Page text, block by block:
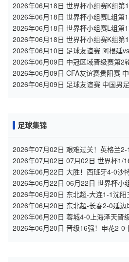
2026年06月18日 世界杯小组赛K组第
亚 全场录像
2026年06月18日 世界杯小组赛L组第
像
2026年06月18日 世界杯小组赛L组第
场录像
2026年06月18日 世界杯小组赛K组第
场录像
2026年06月10日 足球友谊赛 阿根廷
2026年06月09日 中冠区域晋级赛第2
全场录像
2026年06月09日 CFA友谊赛贵阳赛
U23 全场录像
2026年06月09日 足球友谊赛 中国男
足球集锦
2026年07月02日 艰难过关！英格兰
凯恩双响+绝杀
2026年07月02日 07月02日 世界杯1/
进球视频
2026年06月22日 大胜！西班牙4-0沙
亚萨瓦尔2射1传+中柱
2026年06月22日 06月22日 世界杯小
特 进球视频
2026年06月20日 东北超-大连1-1沈
被打破+两连胜终结
2026年06月20日 东北超-长春2-0延
+两连败
2026年06月20日 蓉城4-0上海泽天晋
17岁帅惟浩首秀
2026年06月20日 晋级16强！申花2-0